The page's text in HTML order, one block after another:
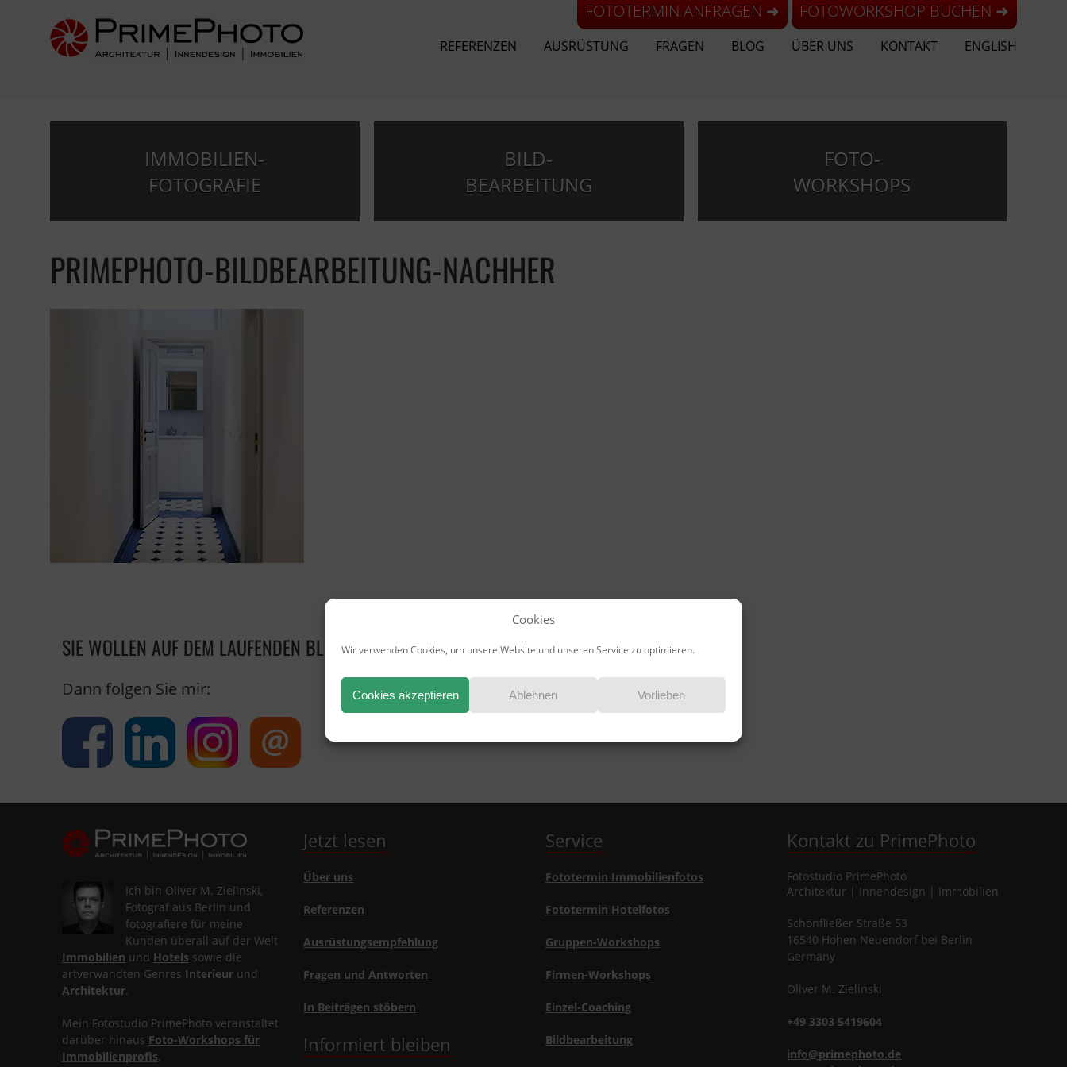
Cookies
Wir verwenden Cookies, um unsere Website und unseren Service zu optimieren.
Cookies akzeptieren Ablehnen Vorlieben
FOTOTERMIN ANFRAGEN ➜ FOTOWORKSHOP BUCHEN ➜
REFERENZEN AUSRÜSTUNG FRAGEN BLOG ÜBER UNS KONTAKT ENGLISH
IMMOBILIEN-
FOTOGRAFIE
BILD-
BEARBEITUNG
FOTO-
WORKSHOPS
PRIMEPHOTO-BILDBEARBEITUNG-NACHHER
SIE WOLLEN AUF DEM LAUFENDEN BLEIBEN?
Dann folgen Sie mir:
Ich bin Oliver M. Zielinski,
Fotograf aus Berlin und
fotografiere für meine
Kunden überall auf der Welt
Immobilien und Hotels sowie die
artverwandten Genres Interieurund
Architektur.
Mein Fotostudio PrimePhoto veranstaltet
darüber hinaus Foto-Workshops für
Immobilienprofis.
Jetzt lesen
Über uns
Referenzen
Ausrüstungsempfehlung
Fragen und Antworten
In Beiträgen stöbern
Informiert bleiben
Service
Fototermin Immobilienfotos
Fototermin Hotelfotos
Gruppen-Workshops
Firmen-Workshops
Einzel-Coaching
Bildbearbeitung
Kontakt zu PrimePhoto
Fotostudio PrimePhoto
Architektur | Innendesign | Immobilien
Schönfließer Straße 53
16540 Hohen Neuendorf bei Berlin
Germany
Oliver M. Zielinski
+49 3303 5419604
info@primephoto.de